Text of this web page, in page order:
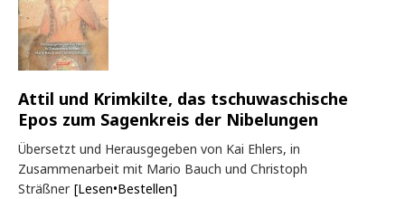
Attil und Krimkilte, das tschuwaschische
Epos zum Sagenkreis der Nibelungen
Übersetzt und Herausgegeben von Kai Ehlers, in
Zusammenarbeit mit Mario Bauch und Christoph
Sträßner [Lesen•Bestellen]